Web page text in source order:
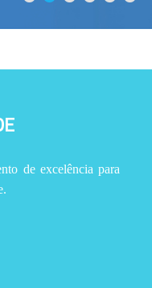
de excelência para